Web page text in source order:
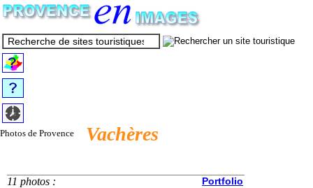
Photos de Provence Vachères
11 photos : Portfolio